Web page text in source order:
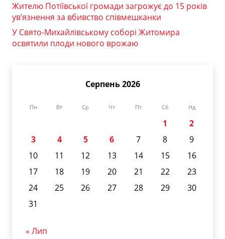
Жителю Потіївської громади загрожує до 15 років
ув’язнення за вбивство співмешканки
У Свято-Михайлівському соборі Житомира
освятили плоди нового врожаю
Серпень 2026
Пн Вт Ср Чт Пт Сб Нд
1
2
3
4 5 6 7 8
9
10
11 12 13 14 15
16
17
18 19 20 21 22
23
24
25 26 27 28 29
30
31
« Лип